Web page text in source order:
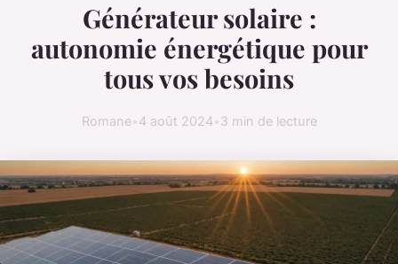
Générateur solaire :
autonomie énergétique pour
tous vos besoins
Romane• 4 août 2024 3 min de lecture